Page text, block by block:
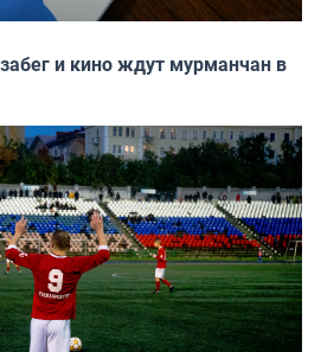
и кино ждут мурманчан в